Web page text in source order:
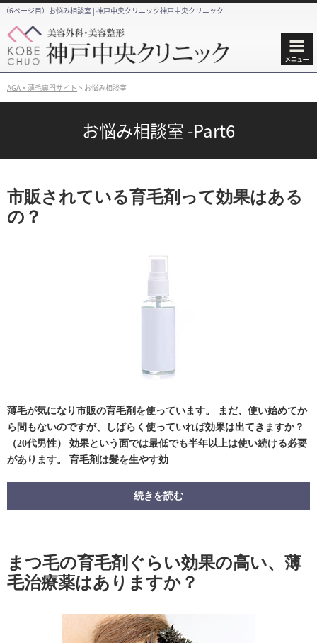
（6ページ目）お悩み相談室 | 神戸中央クリニック神戸中央クリニック
AGA・薄毛専門サイト > お悩み相談室
お悩み相談室 -Part6
市販されている育毛剤って効果はある
の？
薄毛が気になり市販の育毛剤を使っています。 まだ、使い始めてか
ら間もないのですが、しばらく使っていれば効果は出てきますか？
（20代男性） 効果という面では最低でも半年以上は使い続ける必要
があります。 育毛剤は髪を生やす効
続きを読む
まつ毛の育毛剤ぐらい効果の高い、薄
毛治療薬はありますか？